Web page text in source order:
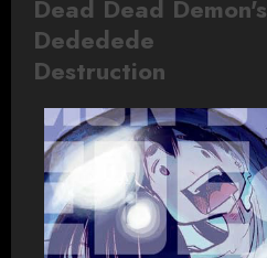
Dead Dead Demon's
Dededede
Destruction